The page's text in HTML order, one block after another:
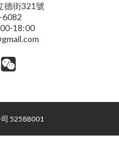
德街321號
6082
18:00
52588001